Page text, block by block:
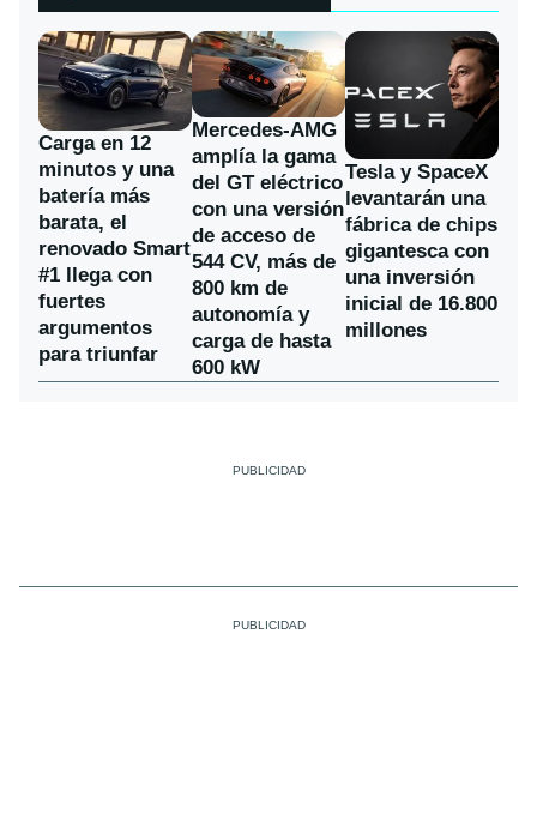
Carga en 12
minutos y una
batería más
barata, el
renovado Smart
#1 llega con
fuertes
argumentos
para triunfar
Mercedes-AMG
amplía la gama
del GT eléctrico
con una versión
de acceso de
544 CV, más de
800 km de
autonomía y
carga de hasta
600 kW
Tesla y SpaceX
levantarán una
fábrica de chips
gigantesca con
una inversión
inicial de 16.800
millones